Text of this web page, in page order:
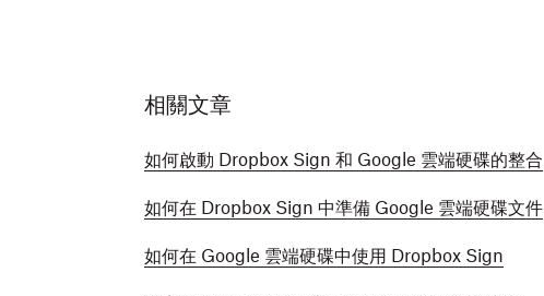
相關文章
如何啟動 Dropbox Sign 和 Google 雲端硬碟的整合
如何在 Dropbox Sign 中準備 Google 雲端硬碟文件
如何在 Google 雲端硬碟中使用 Dropbox Sign